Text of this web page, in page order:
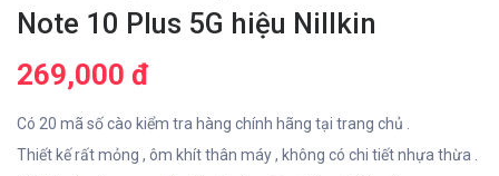
Note 10 Plus 5G hiệu Nillkin
269,000 đ
Có 20 mã số cào kiểm tra hàng chính hãng tại trang chủ .
Thiết kế rất mỏng , ôm khít thân máy , không có chi tiết nhựa thừa .